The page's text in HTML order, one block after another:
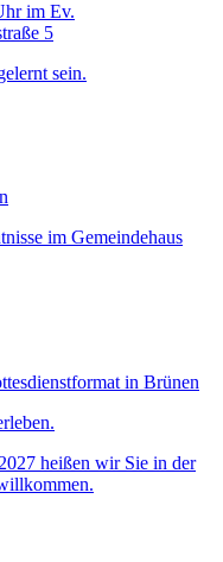
im Ev.
5
sein.
im Gemeindehaus
in Brünen
heißen wir Sie in der